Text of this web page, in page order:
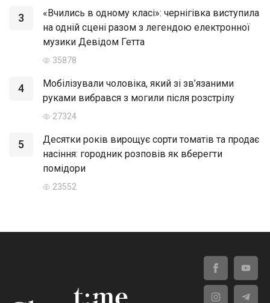
3
«Вчились в одному класі»: чернігівка виступила
на одній сцені разом з легендою електронної
музики Девідом Гетта
35878
4
Мобілізували чоловіка, який зі зв’язаними
руками вибрався з могили після розстрілу
27324
5
Десятки років вирощує сорти томатів та продає
насіння: городник розповів як вберегти
помідори
23552